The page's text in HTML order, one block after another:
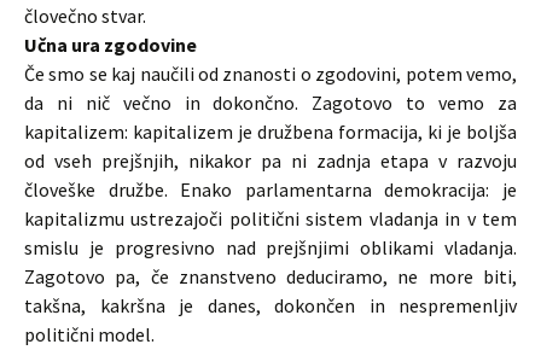
človečno stvar.
Učna ura zgodovine
Če smo se kaj naučili od znanosti o zgodovini, potem vemo,
da ni nič večno in dokončno. Zagotovo to vemo za
kapitalizem: kapitalizem je družbena formacija, ki je boljša
od vseh prejšnjih, nikakor pa ni zadnja etapa v razvoju
človeške družbe. Enako parlamentarna demokracija: je
kapitalizmu ustrezajoči politični sistem vladanja in v tem
smislu je progresivno nad prejšnjimi oblikami vladanja.
Zagotovo pa, če znanstveno deduciramo, ne more biti,
takšna, kakršna je danes, dokončen in nespremenljiv
politični model.